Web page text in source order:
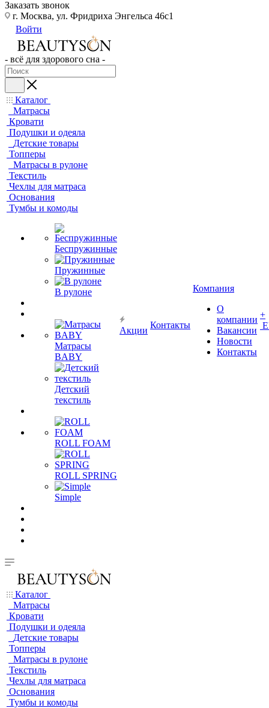
Заказать звонок
г. Москва, ул. Фридриха Энгельса 46с1
Войти
- всё для здорового сна -
Каталог
Матрасы
Кровати
Подушки и одеяла
Детские товары
Топперы
Матрасы в рулоне
Текстиль
Чехлы для матраса
Основания
Тумбы и комоды
Беспружинные
Пружинные
В рулоне
Матрасы
BABY
Детский
текстиль
ROLL FOAM
ROLL SPRING
Simple
Акции
Контакты
Компания
О
компании
Вакансии
Новости
Контакты
+
Каталог
Матрасы
Кровати
Подушки и одеяла
Детские товары
Топперы
Матрасы в рулоне
Текстиль
Чехлы для матраса
Основания
Тумбы и комоды